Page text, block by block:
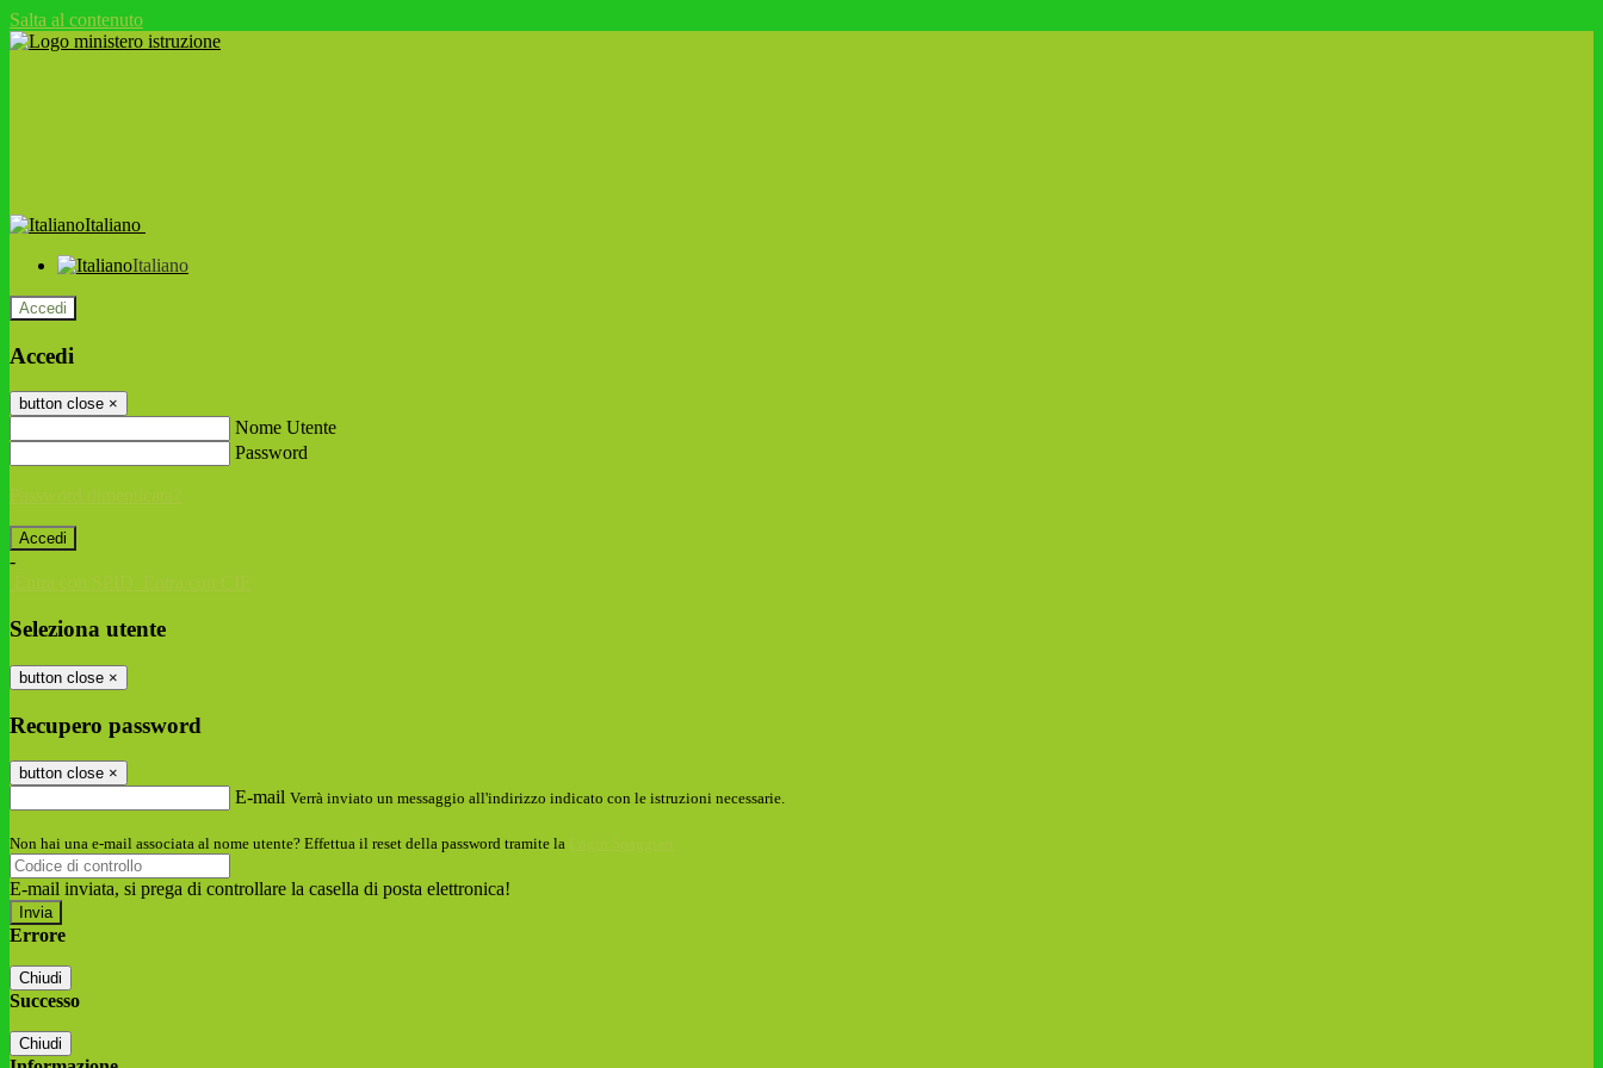
Salta al contenuto
Italiano
Italiano
Accedi
Accedi
button close ×
Nome Utente
Password
-
Seleziona utente
button close ×
Recupero password
button close ×
E-mail Verrà inviato un messaggio all'indirizzo indicato con le istruzioni necessarie.
Non hai una e-mail associata al nome utente? Effettua il reset della password tramite la
E-mail inviata, si prega di controllare la casella di posta elettronica!
Errore
Chiudi
Successo
Chiudi